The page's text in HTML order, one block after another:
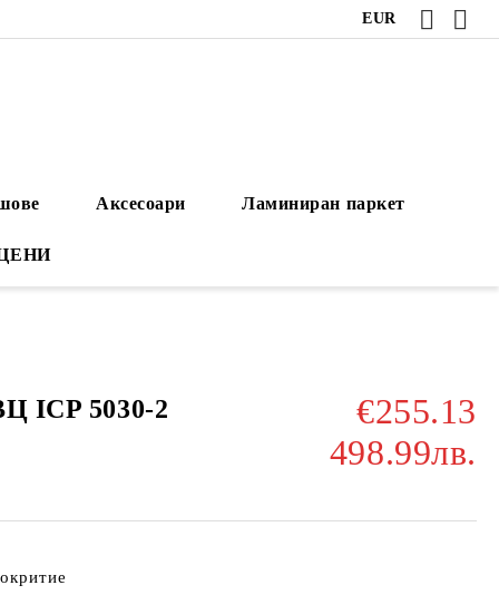
EUR
Аксесоари Ламиниран паркет
ICP 5030-2
€255.13
498.99лв.